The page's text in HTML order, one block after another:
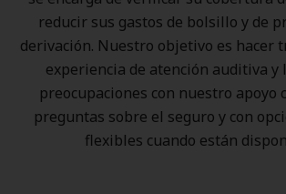
reducir sus gastos de bolsillo y de
derivación. Nuestro objetivo es hacer
experiencia de atención auditiva y
preocupaciones con nuestro apoyo
preguntas sobre el seguro y con
flexibles cuando están